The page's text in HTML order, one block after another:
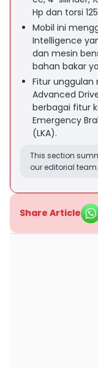
Hp dan torsi
Mobil ini
Intelligence
dan mesin
bahan bakar
Fitur unggulan
Advanced
berbagai fitur
Emergency
(LKA).
This section
our editorial team.
Share Article